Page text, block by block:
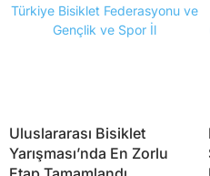
Uluslararası Bisiklet
Yarışması’nda En Zorlu